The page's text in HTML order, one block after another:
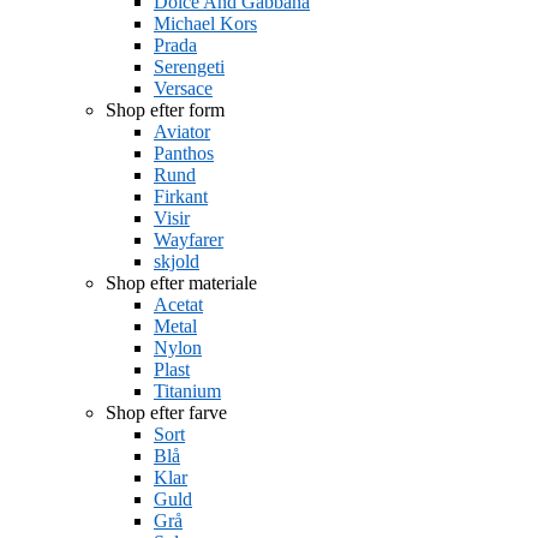
Michael Kors
Prada
Serengeti
Versace
Shop efter form
Aviator
Panthos
Rund
Firkant
Visir
Wayfarer
skjold
Shop efter materiale
Acetat
Metal
Nylon
Plast
Titanium
Shop efter farve
Sort
Blå
Klar
Guld
Grå